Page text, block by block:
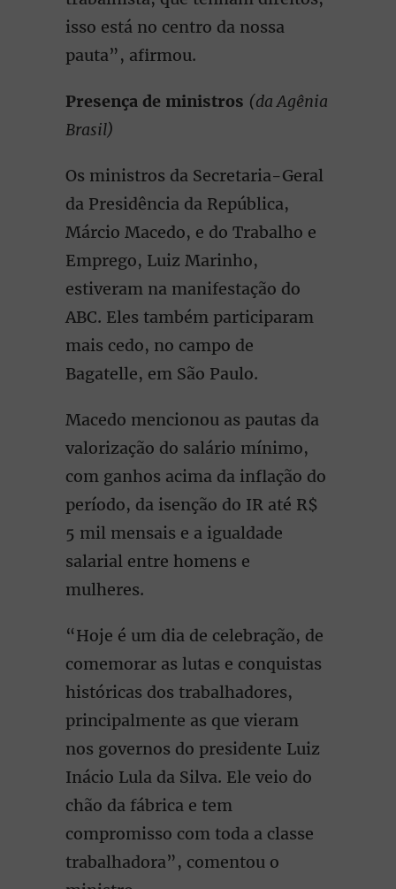
isso está no centro da nossa
pauta”, afirmou.
Presença de ministros (da Agênia
Brasil)
Os ministros da Secretaria-Geral
da Presidência da República,
Márcio Macedo, e do Trabalho e
Emprego, Luiz Marinho,
estiveram na manifestação do
ABC. Eles também participaram
mais cedo, no campo de
Bagatelle, em São Paulo.
Macedo mencionou as pautas da
valorização do salário mínimo,
com ganhos acima da inflação do
período, da isenção do IR até R$
5 mil mensais e a igualdade
salarial entre homens e
mulheres.
“Hoje é um dia de celebração, de
comemorar as lutas e conquistas
históricas dos trabalhadores,
principalmente as que vieram
nos governos do presidente Luiz
Inácio Lula da Silva. Ele veio do
chão da fábrica e tem
compromisso com toda a classe
trabalhadora”, comentou o